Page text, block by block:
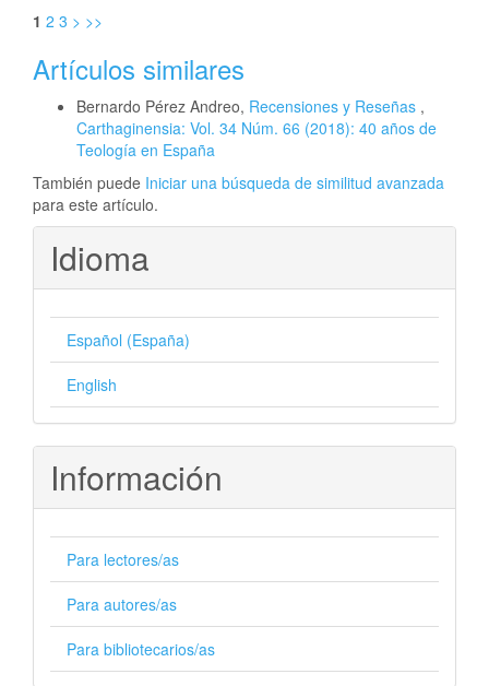
1 2 3 > >>
Artículos similares
Bernardo Pérez Andreo, Recensiones y Reseñas ,
Carthaginensia: Vol. 34 Núm. 66 (2018): 40 años de
Teología en España
También puede Iniciar una búsqueda de similitud avanzada
para este artículo.
Idioma
Español (España)
English
Información
Para lectores/as
Para autores/as
Para bibliotecarios/as